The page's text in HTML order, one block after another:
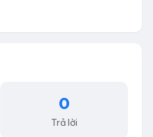
0
Trả lời